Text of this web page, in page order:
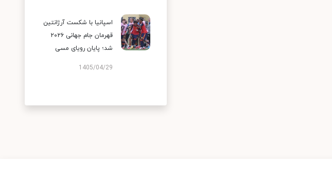
اسپانیا با شکست آرژانتین
قهرمان جام جهانی ۲۰۲۶
شد؛ پایان رویای مسی
1405/04/29